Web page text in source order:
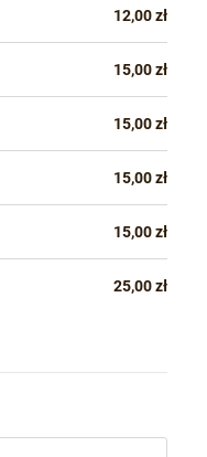
12,00 zł
15,00 zł
15,00 zł
15,00 zł
15,00 zł
25,00 zł